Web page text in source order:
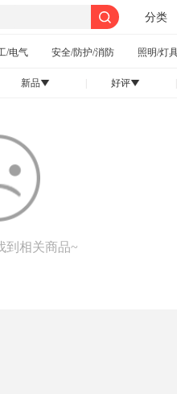
分类
/电气 安全/防护/消防 照明/灯
新品󰄢 好评󰄢
到相关商品~